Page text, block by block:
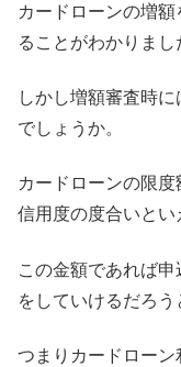
カードローンの増
ることがわかりまし
しかし増額審査時
でしょうか。
カードローンの限
信用度の度合いとい
この金額であれば
をしていけるだろう
つまりカードローン